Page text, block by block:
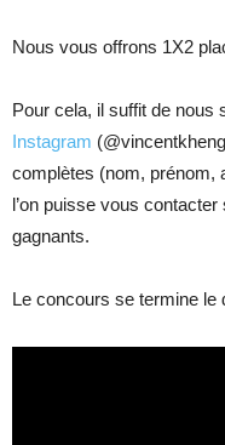
Nous vous offrons 1X2
Pour cela, il suffit de nous
Instagram
complètes (nom, prénom,
l’on puisse vous
gagnants.
Le concours se termine le